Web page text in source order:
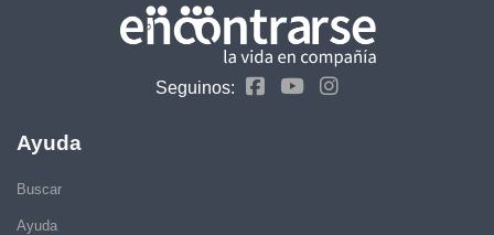
Seguinos:
Ayuda
Buscar
Ayuda